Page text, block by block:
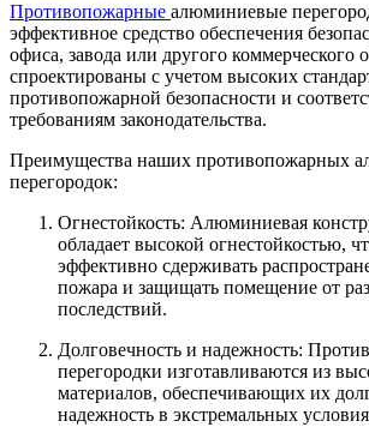
Противопожарные алюминиевые
эффективное средство обеспечения
офиса, завода или другого коммерческого
спроектированы с учетом высоких
противопожарной безопасности и
требованиям законодательства.
Преимущества наших противопожарных
перегородок:
Огнестойкость: Алюминиевая
обладает высокой огнестойкостью,
эффективно сдерживать
пожара и защищать помещение от
последствий.
Долговечность и надежность:
перегородки изготавливаются из
материалов, обеспечивающих их
надежность в экстремальных